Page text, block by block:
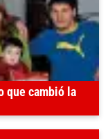
que cambió la